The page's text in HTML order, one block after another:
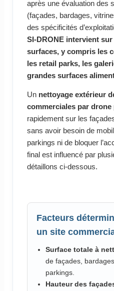
après une évaluation des
(façades, bardages,
des spécificités
SI-DRONE intervient
surfaces, y compris les
les retail parks, les
grandes surfaces
Un nettoyage extérieur
commerciales par drone
rapidement sur les
sans avoir besoin de
parkings ni de bloquer
final est influencé par
détaillons ci-dessous.
Facteurs
un site
Surface totale à
de façades,
parkings.
Hauteur des